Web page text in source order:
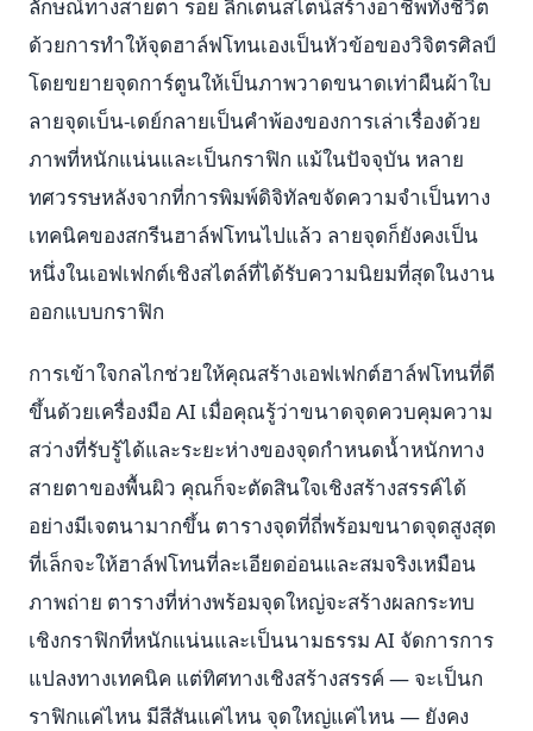
ลักษณ์ทางสายตา รอย ลิกเตนสไตน์สร้างอาชีพทั้งชีวิต
ด้วยการทำให้จุดฮาล์ฟโทนเองเป็นหัวข้อของวิจิตรศิลป์
โดยขยายจุดการ์ตูนให้เป็นภาพวาดขนาดเท่าผืนผ้าใบ
ลายจุดเบ็น-เดย์กลายเป็นคำพ้องของการเล่าเรื่องด้วย
ภาพที่หนักแน่นและเป็นกราฟิก แม้ในปัจจุบัน หลาย
ทศวรรษหลังจากที่การพิมพ์ดิจิทัลขจัดความจำเป็นทาง
เทคนิคของสกรีนฮาล์ฟโทนไปแล้ว ลายจุดก็ยังคงเป็น
หนึ่งในเอฟเฟกต์เชิงสไตล์ที่ได้รับความนิยมที่สุดในงาน
ออกแบบกราฟิก
การเข้าใจกลไกช่วยให้คุณสร้างเอฟเฟกต์ฮาล์ฟโทนที่ดี
ขึ้นด้วยเครื่องมือ AI เมื่อคุณรู้ว่าขนาดจุดควบคุมความ
สว่างที่รับรู้ได้และระยะห่างของจุดกำหนดน้ำหนักทาง
สายตาของพื้นผิว คุณก็จะตัดสินใจเชิงสร้างสรรค์ได้
อย่างมีเจตนามากขึ้น ตารางจุดที่ถี่พร้อมขนาดจุดสูงสุด
ที่เล็กจะให้ฮาล์ฟโทนที่ละเอียดอ่อนและสมจริงเหมือน
ภาพถ่าย ตารางที่ห่างพร้อมจุดใหญ่จะสร้างผลกระทบ
เชิงกราฟิกที่หนักแน่นและเป็นนามธรรม AI จัดการการ
แปลงทางเทคนิค แต่ทิศทางเชิงสร้างสรรค์ — จะเป็นก
ราฟิกแค่ไหน มีสีสันแค่ไหน จุดใหญ่แค่ไหน — ยังคง